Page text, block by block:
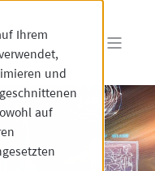
Ihrem
und
auf